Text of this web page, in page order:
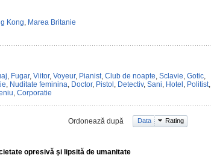
Kong, Marea Britanie
, Fugar, Viitor, Voyeur, Pianist, Club de noapte, Sclavie, Gotic,
, Nuditate feminina, Doctor, Pistol , Detectiv, Sani, Hotel , Politist,
, Corporatie
Ordonează după Data Rating
opresivă şi lipsită de umanitate